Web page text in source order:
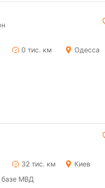
0 тис. км Одесса
32 тис. км
Киев
базе МВД